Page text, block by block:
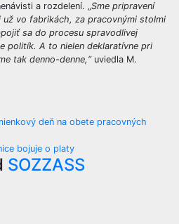
a rozdelení. „Sme pripravení
vo fabrikách, za pracovnými stolmi
sa do procesu spravodlivej
politík. A to nielen deklaratívne pri
tak denno-denne,“uviedla M.
deň na obete pracovných
bojuje o platy
SOZZASS